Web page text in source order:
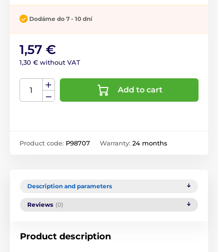
Dodáme do 7 - 10 dní
1,57 €
1,30 € without VAT
Add to cart
Product code: P98707 Warranty: 24 months
Description and parameters
Reviews (0)
Product description